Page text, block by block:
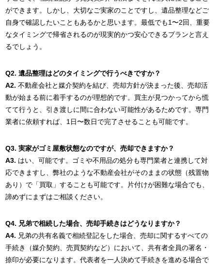
ができます。しかし、大切なご実家のことですし、遺品整理などご
自身で確認したいこともあるかと思います。最低でも1〜2回、重要
なタイミングで帰省されるのが現実的かつ安心できるプランと言え
るでしょう。
Q2. 遺品整理はどのタイミングで行うべきですか？
A2. 不動産会社と媒介契約を結び、売却方針が決まった後、売却活
動が始まる前に着手するのが理想的です。買主が見つかってから慌
てて行うと、引き渡しに間に合わない可能性があるためです。専門
業者に依頼すれば、1日〜数日で完了させることも可能です。
Q3. 実家がゴミ屋敷状態なのですが、売却できますか？
A3. はい、可能です。ゴミや不用品の処分も専門業者と連携して対
応できますし、弊社のような不動産会社がそのままの状態（残置物
あり）で「買取」することも可能です。片付けが困難な場合でも、
諦めずにまずはご相談ください。
Q4. 兄弟で相続した場合、売却手続きはどうなりますか？
A4. 兄弟の共有名義で相続登記をした場合、売却に関するすべての
手続き（媒介契約、売買契約など）において、共有者全員の署名・
捺印が必要になります。代表者を一人決めて手続きを進める場合で